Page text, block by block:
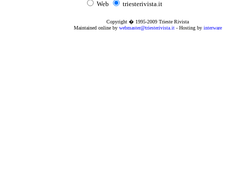
Web triesterivista.it
Copyright � 1995-2009 Trieste Rivista
Maintained online by webmaster@triesterivista.it- Hosting by interware